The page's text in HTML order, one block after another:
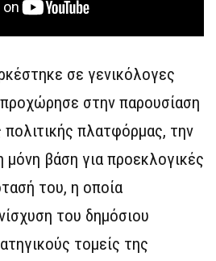
σε γενικόλογες
στην παρουσίαση
πολιτικής πλατφόρμας, την
βάση για προεκλογικές
του, η οποία
του δημόσιου
τομείς της